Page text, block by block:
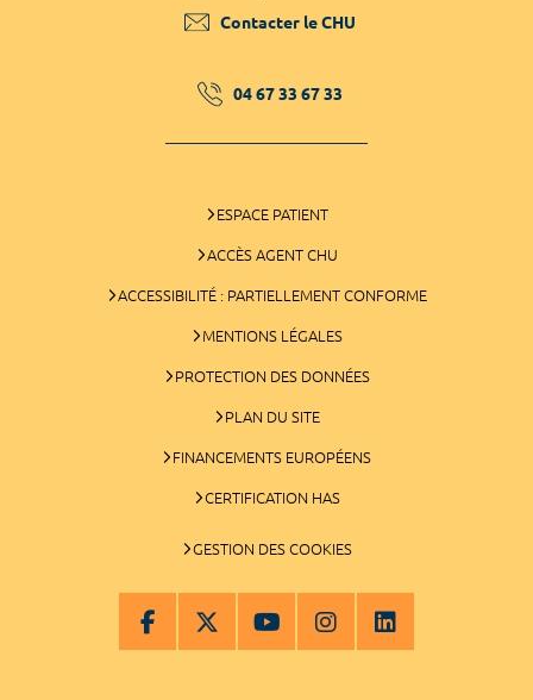
Contacter le CHU
04 67 33 67 33
ESPACE PATIENT
ACCÈS AGENT CHU
ACCESSIBILITÉ : PARTIELLEMENT CONFORME
MENTIONS LÉGALES
PROTECTION DES DONNÉES
PLAN DU SITE
FINANCEMENTS EUROPÉENS
CERTIFICATION HAS
GESTION DES COOKIES